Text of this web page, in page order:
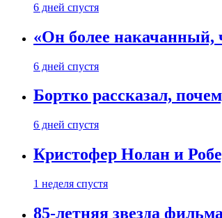
6 дней спустя
«Он более накачанный,
6 дней спустя
Бортко рассказал,
6 дней спустя
Кристофер Нолан и
1 неделя спустя
85-летняя звезда